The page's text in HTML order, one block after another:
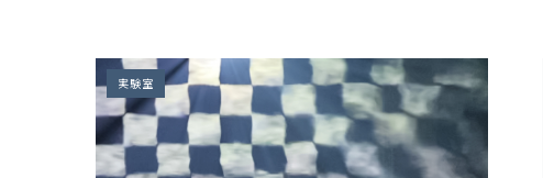
実験室